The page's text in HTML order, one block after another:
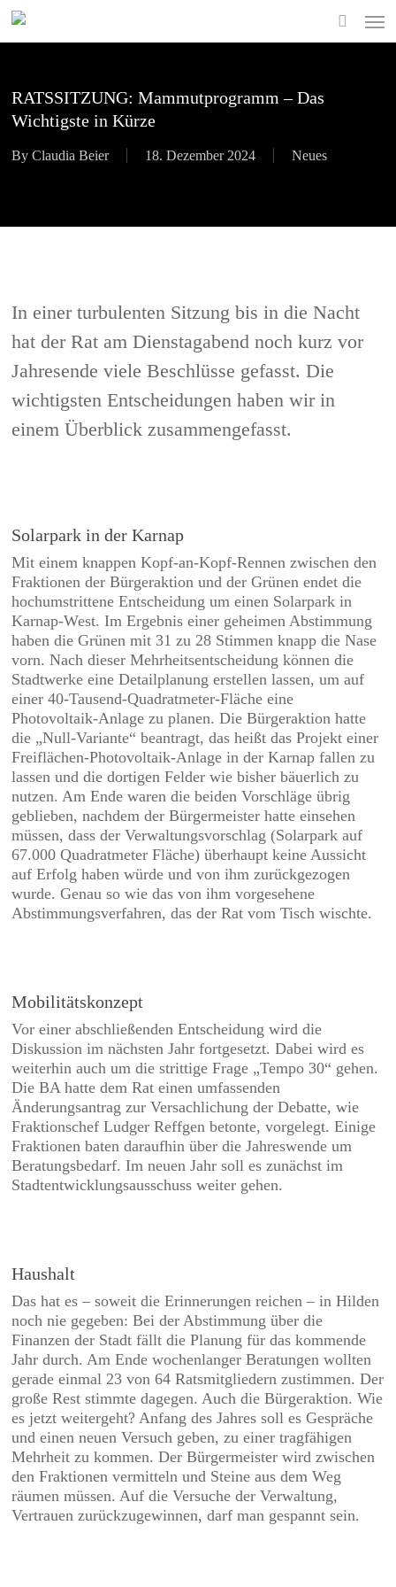
Skip
main
search
RATSSITZUNG: Mammutprogramm – Das
Wichtigste in Kürze
By Claudia Beier 18. Dezember 2024 Neues
In einer turbulenten Sitzung bis in die Nacht
hat der Rat am Dienstagabend noch kurz vor
Jahresende viele Beschlüsse gefasst. Die
wichtigsten Entscheidungen haben wir in
einem Überblick zusammengefasst.
Solarpark in der Karnap
Mit einem knappen Kopf-an-Kopf-Rennen zwischen den
Fraktionen der Bürgeraktion und der Grünen endet die
hochumstrittene Entscheidung um einen Solarpark in
Karnap-West. Im Ergebnis einer geheimen Abstimmung
haben die Grünen mit 31 zu 28 Stimmen knapp die Nase
vorn. Nach dieser Mehrheitsentscheidung können die
Stadtwerke eine Detailplanung erstellen lassen, um auf
einer 40-Tausend-Quadratmeter-Fläche eine
Photovoltaik-Anlage zu planen. Die Bürgeraktion hatte
die „Null-Variante“ beantragt, das heißt das Projekt einer
Freiflächen-Photovoltaik-Anlage in der Karnap fallen zu
lassen und die dortigen Felder wie bisher bäuerlich zu
nutzen. Am Ende waren die beiden Vorschläge übrig
geblieben, nachdem der Bürgermeister hatte einsehen
müssen, dass der Verwaltungsvorschlag (Solarpark auf
67.000 Quadratmeter Fläche) überhaupt keine Aussicht
auf Erfolg haben würde und von ihm zurückgezogen
wurde. Genau so wie das von ihm vorgesehene
Abstimmungsverfahren, das der Rat vom Tisch wischte.
Mobilitätskonzept
Vor einer abschließenden Entscheidung wird die
Diskussion im nächsten Jahr fortgesetzt. Dabei wird es
weiterhin auch um die strittige Frage „Tempo 30“ gehen.
Die BA hatte dem Rat einen umfassenden
Änderungsantrag zur Versachlichung der Debatte, wie
Fraktionschef Ludger Reffgen betonte, vorgelegt. Einige
Fraktionen baten daraufhin über die Jahreswende um
Beratungsbedarf. Im neuen Jahr soll es zunächst im
Stadtentwicklungsausschuss weiter gehen.
Haushalt
Das hat es – soweit die Erinnerungen reichen –in Hilden
noch nie gegeben: Bei der Abstimmung über die
Finanzen der Stadt fällt die Planung für das kommende
Jahr durch. Am Ende wochenlanger Beratungen wollten
gerade einmal 23 von 64 Ratsmitgliedern zustimmen. Der
große Rest stimmte dagegen. Auch die Bürgeraktion. Wie
es jetzt weitergeht? Anfang des Jahres soll es Gespräche
und einen neuen Versuch geben, zu einer tragfähigen
Mehrheit zu kommen. Der Bürgermeister wird zwischen
den Fraktionen vermitteln und Steine aus dem Weg
räumen müssen. Auf die Versuche der Verwaltung,
Vertrauen zurückzugewinnen, darf man gespannt sein.